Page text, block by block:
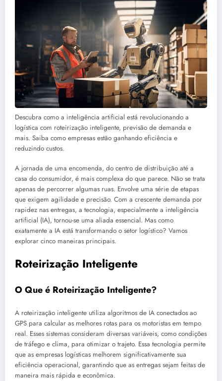
Descubra como a inteligência artificial está revolucionando a
logística com roteirização inteligente, previsão de demanda e
mais. Saiba como empresas estão ganhando eficiência e
reduzindo custos.
A jornada de uma encomenda, do centro de distribuição até a
casa do consumidor, é mais complexa do que parece. Não se trata
apenas de percorrer algumas ruas. Envolve uma série de etapas
que exigem agilidade e precisão. Com a crescente demanda por
rapidez nas entregas, a tecnologia, especialmente a inteligência
artificial (IA), tornou-se uma aliada essencial. Mas como
exatamente a IA está transformando o setor logístico? Vamos
explorar cinco maneiras principais.
Roteirização Inteligente
O Que é Roteirização Inteligente?
A roteirização inteligente utiliza algoritmos de IA conectados ao
GPS para calcular as melhores rotas para os motoristas em tempo
real. Esses sistemas consideram diversas variáveis, como condições
de tráfego e clima, para otimizar o trajeto. Essa tecnologia permite
que as empresas logísticas melhorem significativamente sua
eficiência operacional, garantindo que as entregas sejam feitas de
maneira mais rápida e econômica.